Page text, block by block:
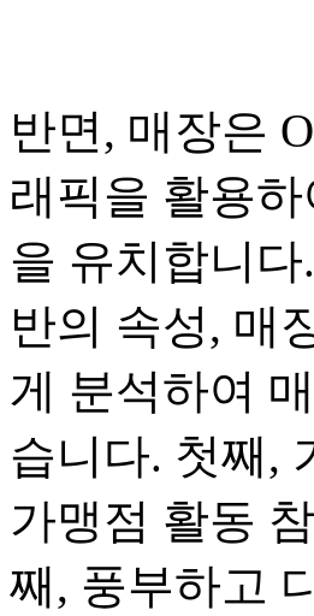
반면, 매장은
래픽을 활용
을 유치합니
반의 속성, 매
게 분석하여
습니다. 첫째,
가맹점 활동
째, 풍부하고